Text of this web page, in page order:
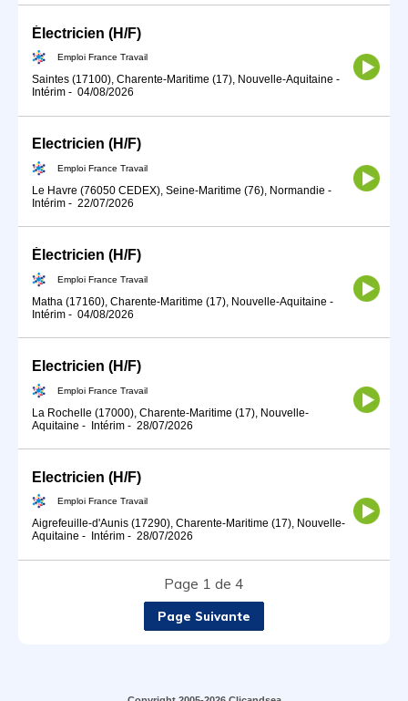
Électricien (H/F)
Emploi France Travail
Saintes (17100), Charente-Maritime (17), Nouvelle-Aquitaine -
Intérim - 04/08/2026
Electricien (H/F)
Emploi France Travail
Le Havre (76050 CEDEX), Seine-Maritime (76), Normandie -
Intérim - 22/07/2026
Électricien (H/F)
Emploi France Travail
Matha (17160), Charente-Maritime (17), Nouvelle-Aquitaine -
Intérim - 04/08/2026
Electricien (H/F)
Emploi France Travail
La Rochelle (17000), Charente-Maritime (17), Nouvelle-
Aquitaine - Intérim - 28/07/2026
Electricien (H/F)
Emploi France Travail
Aigrefeuille-d'Aunis (17290), Charente-Maritime (17), Nouvelle-
Aquitaine - Intérim - 28/07/2026
Page 1 de 4
Page Suivante